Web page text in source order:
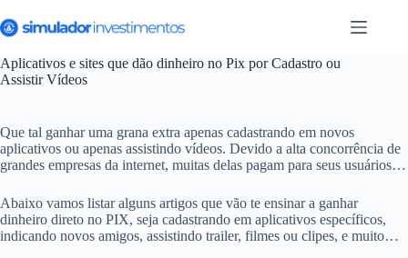
para
o
conteúdo
Aplicativos e sites que dão dinheiro no Pix por Cadastro ou
Assistir Vídeos
Que tal ganhar uma grana extra apenas cadastrando em novos
aplicativos ou apenas assistindo vídeos. Devido a alta concorrência de
grandes empresas da internet, muitas delas pagam para seus usuários se
Abaixo vamos listar alguns artigos que vão te ensinar a ganhar
dinheiro direto no PIX, seja cadastrando em aplicativos específicos,
indicando novos amigos, assistindo trailer, filmes ou clipes, e muito